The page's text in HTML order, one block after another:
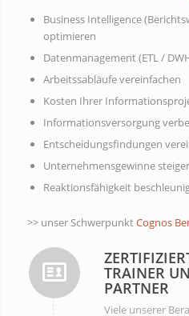
Business Intelligence
optimieren
Datenmanagement (ETL /
Arbeitssabläufe vereinfachen
Kosten Ihrer
Informationsversorgung
Entscheidungsfindungen
Unternehmensgewinne
Reaktionsfähigkeit
>> unser SchwerpunktCognos
TRAINER
PARTNER
Viele unserer